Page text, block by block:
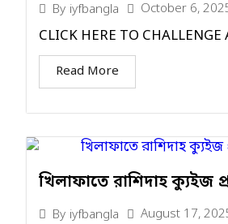
By iyfbangla October 6,
CLICK HERE TO CHALLENGE
Read More
খিলাফাতে রাশিদাহ ক্যুইজ
By iyfbangla August 17,